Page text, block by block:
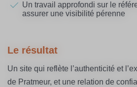
Un travail approfondi sur le
assurer une visibilité pérenne
Le résultat
Un site qui reflète l’authenticité et
de Pratmeur, et une relation de